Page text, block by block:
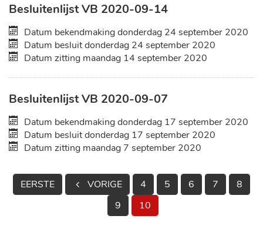
Besluitenlijst VB 2020-09-14
Datum bekendmakingdonderdag 24 september 2020
Datum besluitdonderdag 24 september 2020
Datum zitting maandag 14 september 2020
Besluitenlijst VB 2020-09-07
Datum bekendmakingdonderdag 17 september 2020
Datum besluitdonderdag 17 september 2020
Datum zitting maandag 7 september 2020
EERSTE VORIGE 4 5 6 7
8
9
10